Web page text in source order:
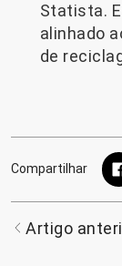
Statista.
alinhado
de
Compartilhar
Artigo